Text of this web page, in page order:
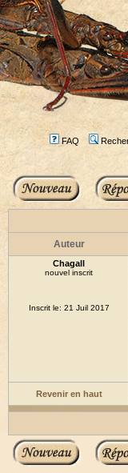
FAQ
Auteur
Chagall
nouvel inscrit
Inscrit le: 21 Juil 2017
Revenir en haut